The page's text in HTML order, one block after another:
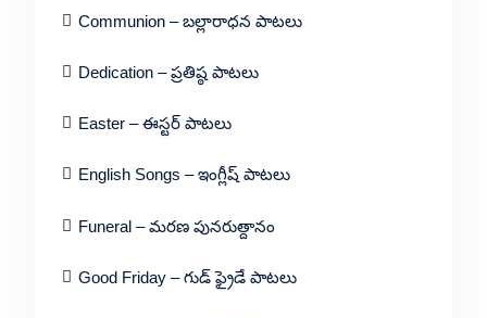
Communion – బల్లారాధన పాటలు
Dedication – ప్రతిష్ఠ పాటలు
Easter – ఈస్టర్ పాటలు
English Songs – ఇంగ్లీష్ పాటలు
Funeral – మరణ పునరుత్దానం
Good Friday – గుడ్ ఫ్రైడే పాటలు